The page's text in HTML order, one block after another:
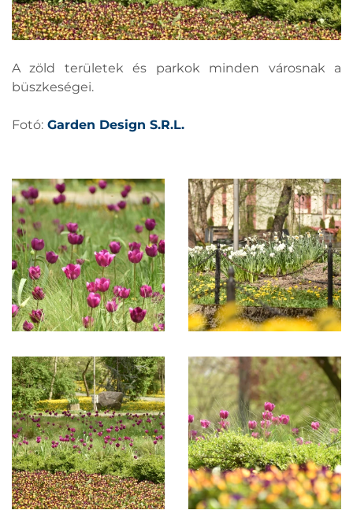
A zöld területek és parkok minden városnak a
büszkeségei.
Fotó: Garden Design S.R.L.